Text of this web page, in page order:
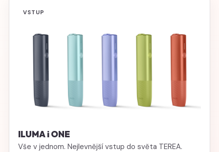
VSTUP
ILUMA i ONE
Vše v jednom. Nejlevnější vstup do světa TEREA.